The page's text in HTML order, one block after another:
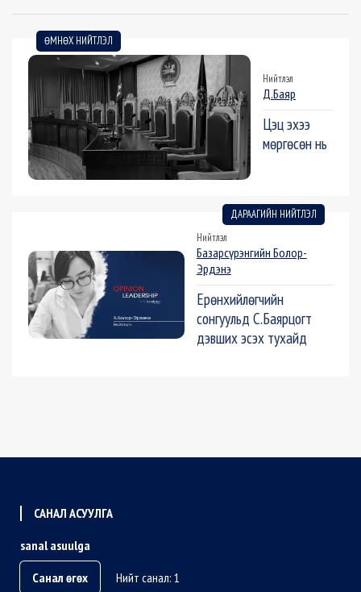
ӨМНӨХ НИЙТЛЭЛ
Нийтлэл
Д.Баяр
Цэц эхээ
мөргөсөн нь
ДАРААГИЙН НИЙТЛЭЛ
Нийтлэл
Базарсүрэнгийн Болор-
Эрдэнэ
Ерөнхийлөгчийн
сонгуульд С.Баярцогт
дэвших эсэх тухайд
САНАЛ АСУУЛГА
sanal asuulga
Санал өгөх
Нийт санал: 1